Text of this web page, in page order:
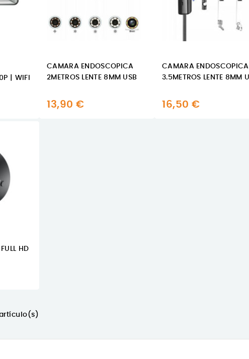
| WIFI
CAMARA ENDOSCOPICA
2METROS LENTE 8MM USB
13,90 €
CAMARA ENDOSCOPICA
3.5METROS LENTE 8MM
16,50 €
HD